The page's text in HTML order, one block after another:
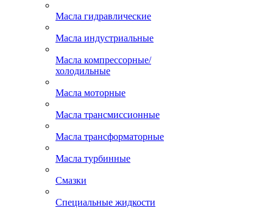
Масла гидравлические
Масла индустриальные
Масла компрессорные/
холодильные
Масла моторные
Масла трансмиссионные
Масла трансформаторные
Масла турбинные
Смазки
Специальные жидкости